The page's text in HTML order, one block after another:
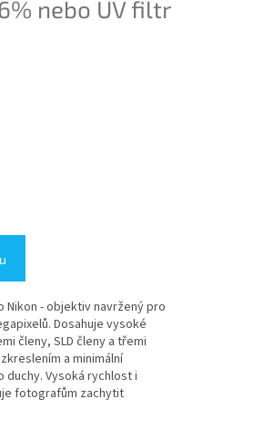
nebo UV filtr
Nikon - objektiv navržený pro
Dosahuje vysoké
členy, SLD členy a třemi
a minimální
Vysoká rychlost i
fotografům zachytit